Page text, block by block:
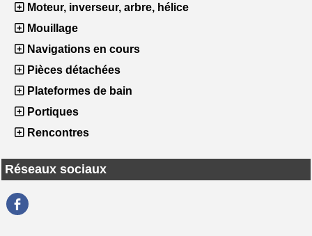
Moteur, inverseur, arbre, hélice
Mouillage
Navigations en cours
Pièces détachées
Plateformes de bain
Portiques
Rencontres
Réseaux sociaux